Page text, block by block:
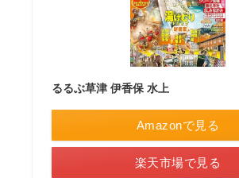
るるぶ草津 伊香保 水上
Amazonで見る
楽天市場で見る